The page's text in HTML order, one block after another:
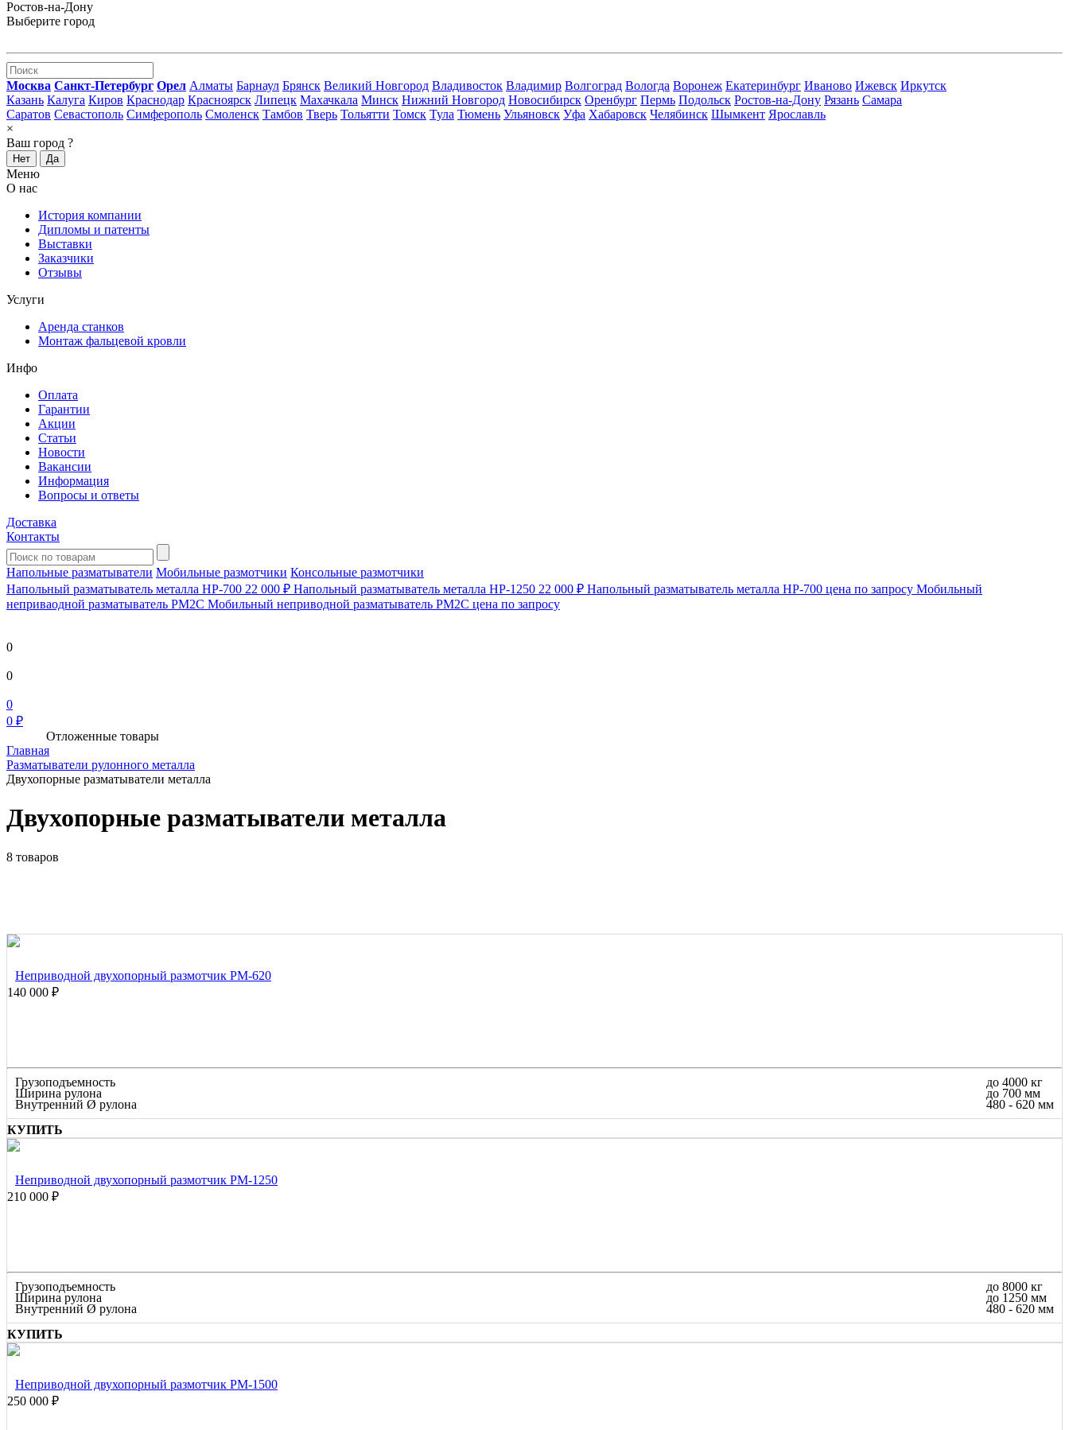
Ростов-на-Дону
Выберите город
Москва Санкт-Петербург Орел Алматы Барнаул Брянск Великий Новгород Владивосток Владимир Волгоград Вологда Воронеж Екатеринбург Иваново Ижевск Иркутск
Казань Калуга Киров Краснодар Красноярск Липецк Махачкала Минск Нижний Новгород Новосибирск Оренбург Пермь Подольск Ростов-на-Дону Рязань Самара
Саратов Севастополь Симферополь Смоленск Тамбов Тверь Тольятти Томск Тула Тюмень Ульяновск Уфа Хабаровск Челябинск Шымкент Ярославль
×
Ваш город ?
Нет Да
Меню
О нас
История компании
Дипломы и патенты
Выставки
Заказчики
Отзывы
Услуги
Аренда станков
Монтаж фальцевой кровли
Инфо
Оплата
Гарантии
Акции
Статьи
Новости
Вакансии
Информация
Вопросы и ответы
Доставка
Контакты
Напольные разматыватели Мобильные размотчики Консольные размотчики
Напольный разматыватель металла HP-700 22 000 ₽ Напольный разматыватель металла HP-1250 22 000 ₽ Напольный разматыватель металла HP-700 цена по запросу Мобильный
непривaодной разматыватель РМ2С Мобильный неприводной разматыватель РМ2С цена по запросу
0
0
0
0 ₽
Отложенные товары
Главная
Разматыватели рулонного металла
Двухопорные разматыватели металла
Двухопорные разматыватели металла
8 товаров
Неприводной двухопорный размотчик РМ-620
140 000 ₽
Грузоподъемность
Ширина рулона
Внутренний Ø рулона
до 4000 кг
до 700 мм
480 - 620 мм
КУПИТЬ
Неприводной двухопорный размотчик РМ-1250
210 000 ₽
Грузоподъемность
Ширина рулона
Внутренний Ø рулона
до 8000 кг
до 1250 мм
480 - 620 мм
КУПИТЬ
Неприводной двухопорный размотчик РМ-1500
250 000 ₽